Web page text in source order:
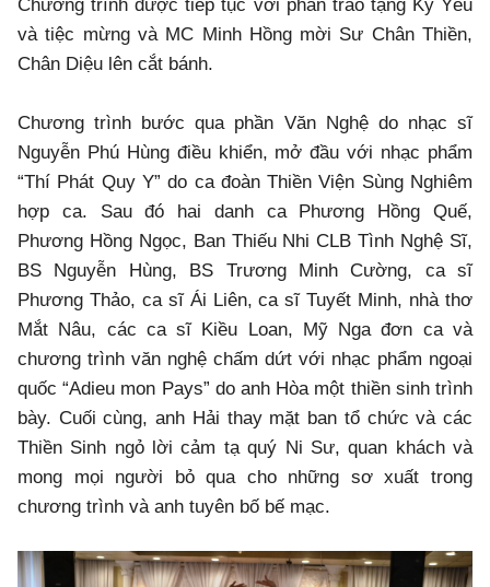
Chương trình được tiếp tục với phần trao tặng Kỷ Yếu
và tiệc mừng và MC Minh Hồng mời Sư Chân Thiền,
Chân Diệu lên cắt bánh.
Chương trình bước qua phần Văn Nghệ do nhạc sĩ
Nguyễn Phú Hùng điều khiển, mở đầu với nhạc phẩm
“Thí Phát Quy Y” do ca đoàn Thiền Viện Sùng Nghiêm
hợp ca. Sau đó hai danh ca Phương Hồng Quế,
Phương Hồng Ngọc, Ban Thiếu Nhi CLB Tình Nghệ Sĩ,
BS Nguyễn Hùng, BS Trương Minh Cường, ca sĩ
Phương Thảo, ca sĩ Ái Liên, ca sĩ Tuyết Minh, nhà thơ
Mắt Nâu, các ca sĩ Kiều Loan, Mỹ Nga đơn ca và
chương trình văn nghệ chấm dứt với nhạc phẩm ngoại
quốc “Adieu mon Pays” do anh Hòa một thiền sinh trình
bày. Cuối cùng, anh Hải thay mặt ban tổ chức và các
Thiền Sinh ngỏ lời cảm tạ quý Ni Sư, quan khách và
mong mọi người bỏ qua cho những sơ xuất trong
chương trình và anh tuyên bố bế mạc.